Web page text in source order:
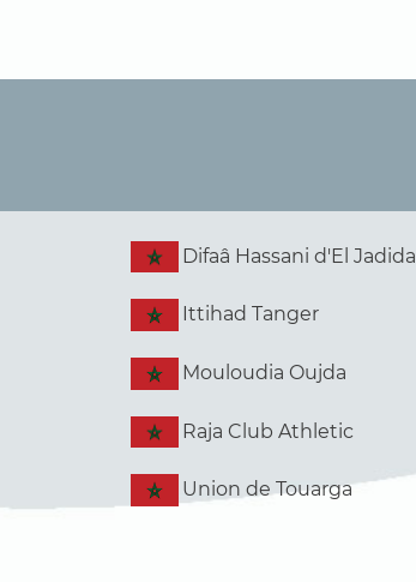
Difaâ Hassani d'El Jadida
Ittihad Tanger
Mouloudia Oujda
Raja Club Athletic
Union de Touarga